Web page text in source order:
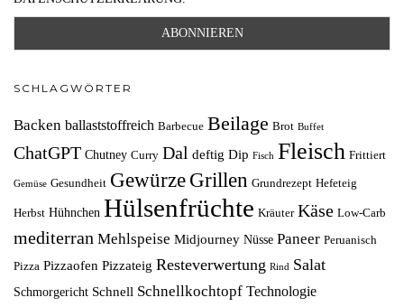
SCHLAGWÖRTER
Backen ballaststoffreich Barbecue Beilage Brot Buffet
ChatGPT Chutney Curry Dal deftig Dip Fisch Fleisch Frittiert
Gemüse Gesundheit Gewürze Grillen Grundrezept Hefeteig
Herbst Hühnchen Hülsenfrüchte Kräuter Käse Low-Carb
mediterran Mehlspeise Midjourney Nüsse Paneer Peruanisch
Pizza Pizzaofen Pizzateig Resteverwertung Rind Salat
Schmorgericht Schnell Schnellkochtopf Technologie